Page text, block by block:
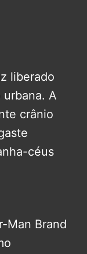
liberado
A
crânio
céus
Man Brand